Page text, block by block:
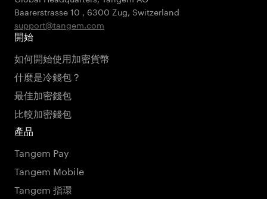
Baarerstrasse 10 , 6300 Zug, Switzerland
support@tangem.com
開始
如何開始使用加密貨幣
什麼是冷錢包？
最佳加密錢包
比較加密錢包
產品
Tangem Pay
Tangem Mobile
Tangem 指環